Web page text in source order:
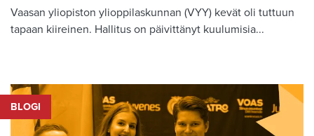
Vaasan yliopiston ylioppilaskunnan (VYY) kevät oli tuttuun
tapaan kiireinen. Hallitus on päivittänyt kuulumisia...
BLOGI